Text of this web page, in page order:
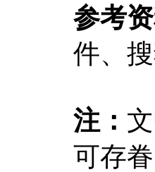
参考资
件、
注：
可存